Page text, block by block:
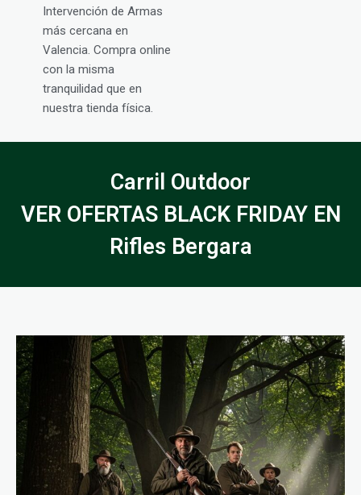
Intervención de Armas
más cercana en
Valencia. Compra online
con la misma
tranquilidad que en
nuestra tienda física.
Carril Outdoor
VER OFERTAS BLACK FRIDAY EN
Rifles Bergara